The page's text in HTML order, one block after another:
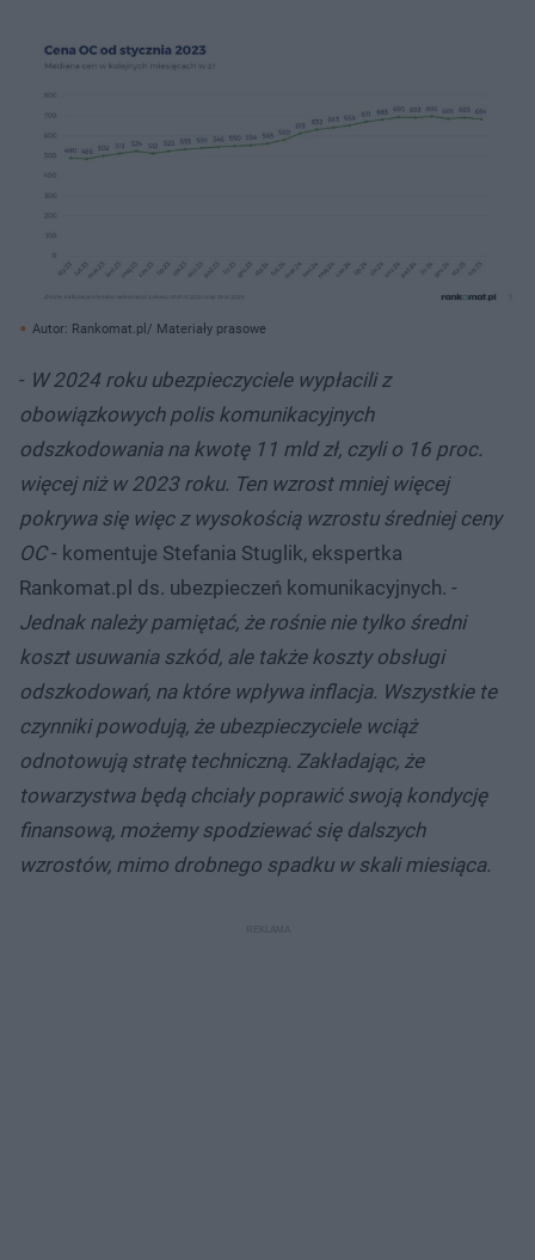
Autor: Rankomat.pl/ Materiały prasowe
- W 2024 roku ubezpieczyciele wypłacili z
obowiązkowych polis komunikacyjnych
odszkodowania na kwotę 11 mld zł, czyli o 16 proc.
więcej niż w 2023 roku. Ten wzrost mniej więcej
pokrywa się więc z wysokością wzrostu średniej ceny
OC- komentuje Stefania Stuglik, ekspertka
Rankomat.pl ds. ubezpieczeń komunikacyjnych. -
Jednak należy pamiętać, że rośnie nie tylko średni
koszt usuwania szkód, ale także koszty obsługi
odszkodowań, na które wpływa inflacja. Wszystkie te
czynniki powodują, że ubezpieczyciele wciąż
odnotowują stratę techniczną. Zakładając, że
towarzystwa będą chciały poprawić swoją kondycję
finansową, możemy spodziewać się dalszych
wzrostów, mimo drobnego spadku w skali miesiąca.